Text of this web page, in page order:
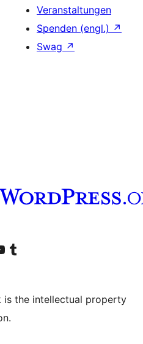
Veranstaltungen
Spenden (engl.) ↗
Swag ↗
Konto besuchen
YouTube-Kanal besuchen
Unser Tumblr-Konto besuchen
is the intellectual property